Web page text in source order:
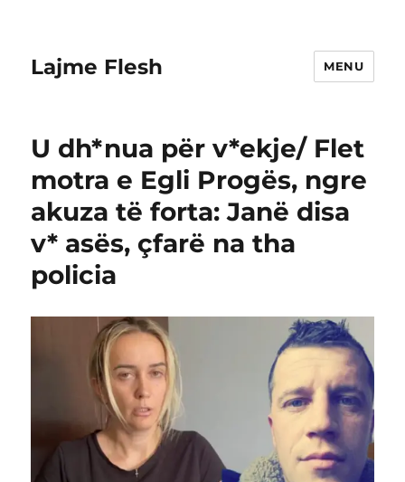
Lajme Flesh MENU
U dh*nua për v*ekje/ Flet
motra e Egli Progës, ngre
akuza të forta: Janë disa
v* asës, çfarë na tha
policia